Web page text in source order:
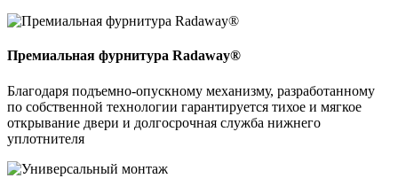
Премиальная фурнитура Radaway®
Благодаря подъемно-опускному механизму, разработанному
по собственной технологии гарантируется тихое и мягкое
открывание двери и долгосрочная служба нижнего
уплотнителя